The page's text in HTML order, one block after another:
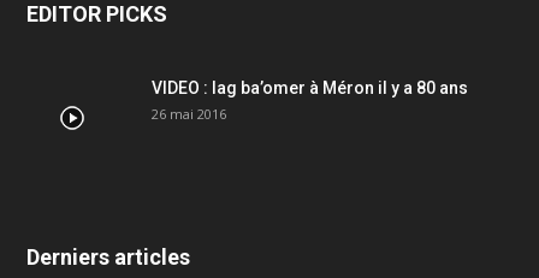
EDITOR PICKS
VIDEO : lag ba’omer à Méron il y a 80 ans
26 mai 2016
Derniers articles